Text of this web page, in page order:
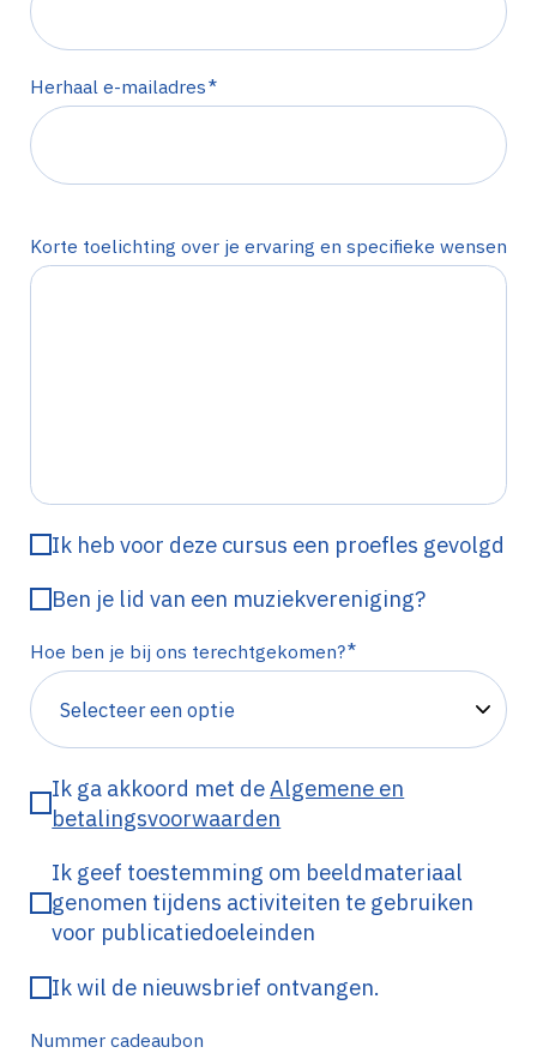
Herhaal e-mailadres*
Korte toelichting over je ervaring en specifieke wensen
Ik heb voor deze cursus een proefles gevolgd
Ben je lid van een muziekvereniging?
Hoe ben je bij ons terechtgekomen?*
Ik ga akkoord met de Algemene en
betalingsvoorwaarden
Ik geef toestemming om beeldmateriaal
genomen tijdens activiteiten te gebruiken
voor publicatiedoeleinden
Ik wil de nieuwsbrief ontvangen.
Nummer cadeaubon